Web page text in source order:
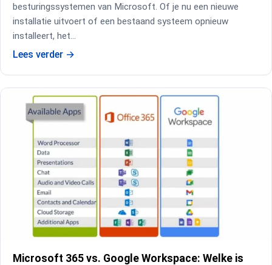
besturingssystemen van Microsoft. Of je nu een nieuwe
installatie uitvoert of een bestaand systeem opnieuw
installeert, het…
Lees verder →
Microsoft 365 vs. Google Workspace: Welke is